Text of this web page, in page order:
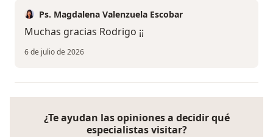
Ps. Magdalena Valenzuela Escobar
Muchas gracias Rodrigo ¡¡
6 de julio de 2026
¿Te ayudan las opiniones a decidir qué
especialistas visitar?